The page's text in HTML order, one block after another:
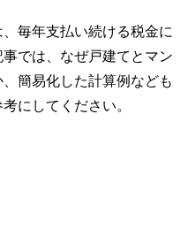
毎年支払い続ける税金に
では、なぜ戸建てとマン
簡易化した計算例なども
にしてください。